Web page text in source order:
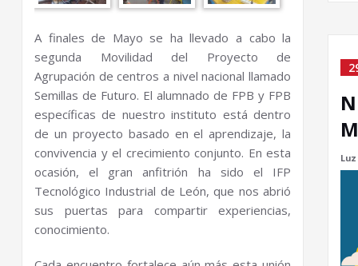
A finales de Mayo se ha llevado a cabo la
segunda Movilidad del Proyecto de
Agrupación de centros a nivel nacional llamado
Semillas de Futuro. El alumnado de FPB y FPB
específicas de nuestro instituto está dentro
de un proyecto basado en el aprendizaje, la
convivencia y el crecimiento conjunto. En esta
ocasión, el gran anfitrión ha sido el IFP
Tecnológico Industrial de León, que nos abrió
sus puertas para compartir experiencias,
conocimiento.